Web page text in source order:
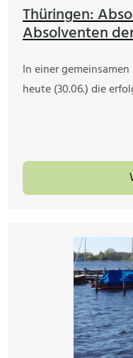
Thüringen:
Absolventen
In einer
heute (30.06.) die